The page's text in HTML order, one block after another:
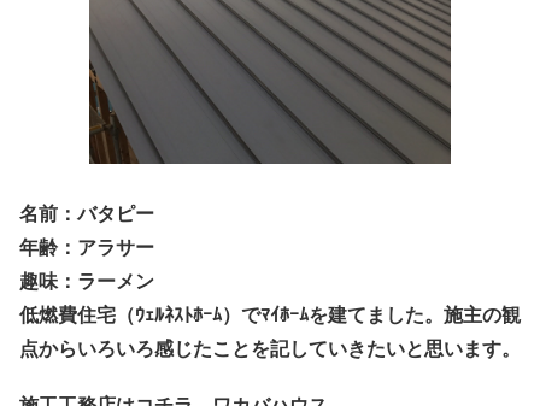
名前：バタピー
年齢：アラサー
趣味：ラーメン
低燃費住宅（ｳｪﾙﾈｽﾄﾎｰﾑ）でﾏｲﾎｰﾑを建てました。施主の観
点からいろいろ感じたことを記していきたいと思います。